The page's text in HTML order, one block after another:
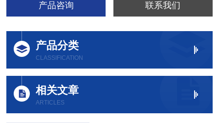
产品咨询 联系我们
产品分类
CLASSIFICATION
相关文章
ARTICLES